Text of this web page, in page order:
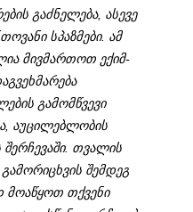
გაძნელება, ასევე
სპაზმები. ამ
მივმართოთ ექიმ-
გამომწვევი
აუცილებლობის
შერჩევაში. თვალის
შემდეგ
მოაწყოთ თქვენი